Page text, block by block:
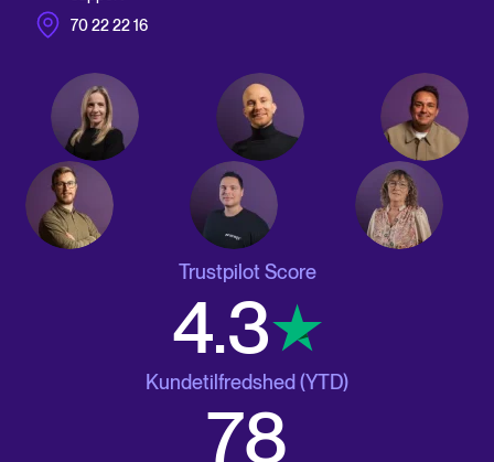
70 22 22 16
Trustpilot Score
4.8
Kundetilfredshed (YTD)
87